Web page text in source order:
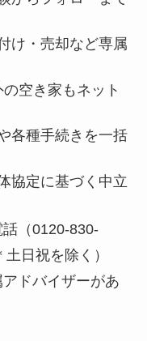
け・売却など専属
空き家もネット
各種手続きを一括
協定に基づく中立
（0120-830-
土日祝を除く）
ドバイザーがあ